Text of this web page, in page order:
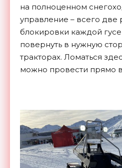
на полноценном
управление – всего две
блокировки каждой
повернуть в нужную
тракторах. Ломаться
можно провести прямо